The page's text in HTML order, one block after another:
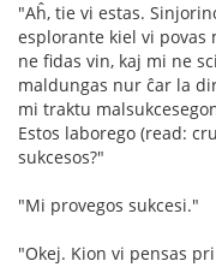
"Aĥ, tie vi estas.
esplorante kiel vi
ne fidas vin, kaj mi ne
maldungas nur ĉar la
mi traktu
Estos laborego (read:
sukcesos?"
"Mi provegos sukcesi."
"Okej. Kion vi pensas